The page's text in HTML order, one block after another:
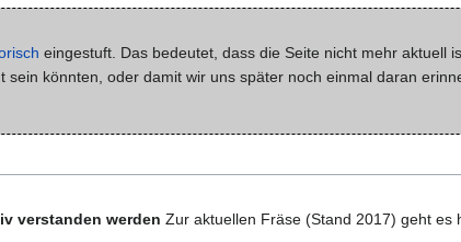
eingestuft. Das bedeutet, dass die Seite nicht mehr aktuell
sein könnten, oder damit wir uns später noch einmal daran
verstanden werden Zur aktuellen Fräse (Stand 2017) geht es